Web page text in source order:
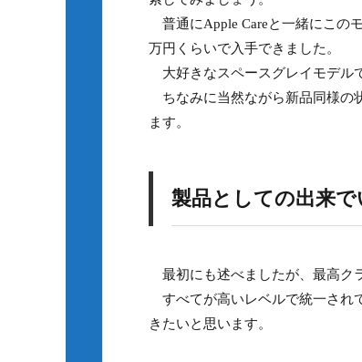
普通にApple Careと一緒にこの
万円くらいで入手できました。
大好きなスペースグレイモデル
ちなみに当然ながら新品同様の
ます。
製品としての出来で
最初にも述べましたが、最高ク
すべてが高いレベルで統一され
きたいと思います。